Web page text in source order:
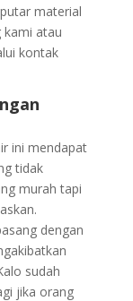
material
kami atau
kontak
ini mendapat
tidak
murah tapi
dengan
sudah
jika orang